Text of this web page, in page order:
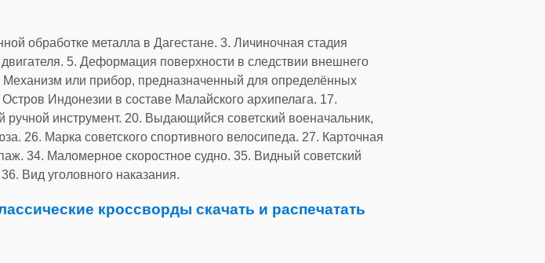
обработке металла в Дагестане. 3. Личиночная стадия
5. Деформация поверхности в следствии внешнего
Механизм или прибор, предназначенный для определённых
Индонезии в составе Малайского архипелага. 17.
инструмент. 20. Выдающийся советский военачальник,
26. Марка советского спортивного велосипеда. 27. Карточная
34. Маломерное скоростное судно. 35. Видный советский
Вид уголовного наказания.